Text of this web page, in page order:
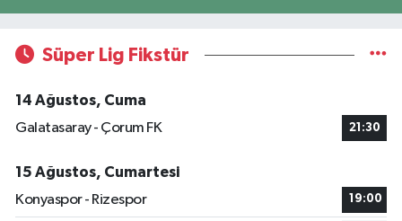
Süper Lig Fikstür
14 Ağustos, Cuma
Galatasaray - Çorum FK
21:30
15 Ağustos, Cumartesi
Konyaspor - Rizespor
19:00